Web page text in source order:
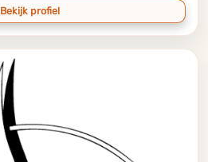
Bekijk profiel